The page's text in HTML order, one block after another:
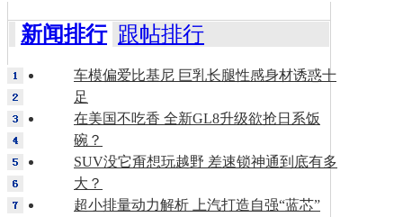
新闻排行 跟帖排行
车模偏爱比基尼 巨乳长腿性感身材诱惑十
足
在美国不吃香 全新GL8升级欲抢日系饭
碗？
SUV没它甭想玩越野 差速锁神通到底有多
大？
超小排量动力解析 上汽打造自强“蓝芯”